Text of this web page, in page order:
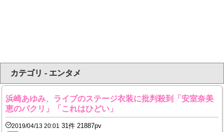
カテゴリ - エンタメ
浜崎あゆみ、ライブのステージ衣装に批判殺到「安室奈美
恵のパクリ」「これはひどい」
2019/04/13 20:01 31件 21887pv